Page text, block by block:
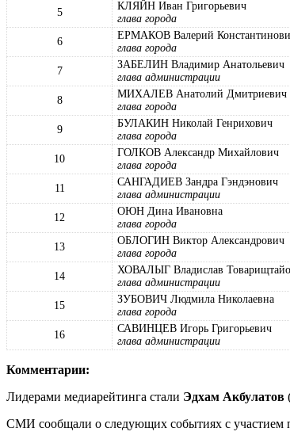
5
КЛЯЙН Иван Григорьевич
глава города
6
ЕРМАКОВ Валерий
глава города
7
ЗАБЕЛИН Владимир Анатольевич
глава администрации
8
МИХАЛЕВ Анатолий Дмитриевич
глава города
9
БУЛАКИН Николай Генрихович
глава города
10
ГОЛКОВ Александр Михайлович
глава города
11
САНГАДИЕВ Зандра Гэндэнович
глава администрации
12
ОЮН Дина Ивановна
глава города
13
ОБЛОГИН Виктор Александрович
глава города
14
ХОВАЛЫГ Владислав
глава администрации
15
ЗУБОВИЧ Людмила Николаевна
глава города
16
САВИНЦЕВ Игорь Григорьевич
глава администрации
Комментарии:
Лидерами медиарейтинга стали Эдхам Акбулатов
СМИ сообщали о следующих событиях с участием